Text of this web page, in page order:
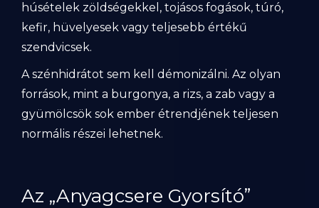
húsételek zöldségekkel, tojásos fogások, túró,
kefir, hüvelyesek vagy teljesebb értékű
szendvicsek.
A szénhidrátot sem kell démonizálni. Az olyan
források, mint a burgonya, a rizs, a zab vagy a
gyümölcsök sok ember étrendjének teljesen
normális részei lehetnek.
Az „Anyagcsere Gyorsító”